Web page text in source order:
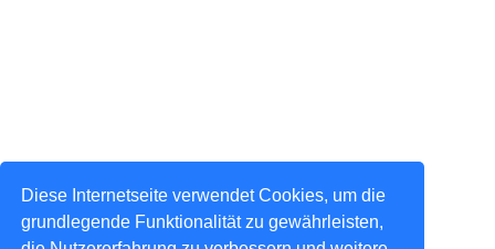
Diese Internetseite verwendet Cookies, um die
grundlegende Funktionalität zu gewährleisten,